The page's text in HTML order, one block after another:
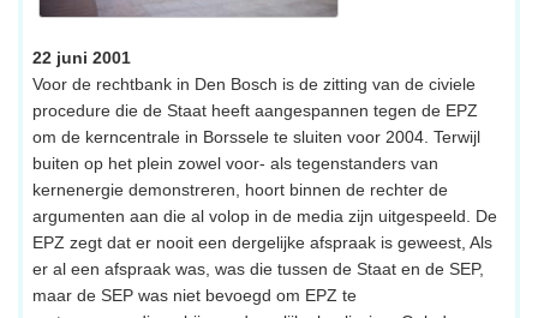
22 juni 2001
Voor de rechtbank in Den Bosch is de zitting van de civiele
procedure die de Staat heeft aangespannen tegen de EPZ
om de kerncentrale in Borssele te sluiten voor 2004. Terwijl
buiten op het plein zowel voor- als tegenstanders van
kernenergie demonstreren, hoort binnen de rechter de
argumenten aan die al volop in de media zijn uitgespeeld. De
EPZ zegt dat er nooit een dergelijke afspraak is geweest, Als
er al een afspraak was, was die tussen de Staat en de SEP,
maar de SEP was niet bevoegd om EPZ te